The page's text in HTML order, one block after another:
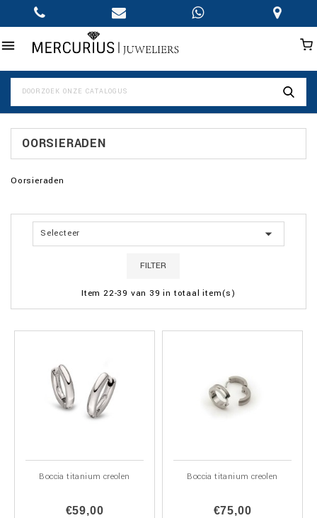

OORSIERADEN
Oorsieraden
Selecteer 
FILTER
Item 22-39 van 39 in totaal item(s)
Boccia titanium creolen
€59,00
Boccia titanium creolen
€75,00